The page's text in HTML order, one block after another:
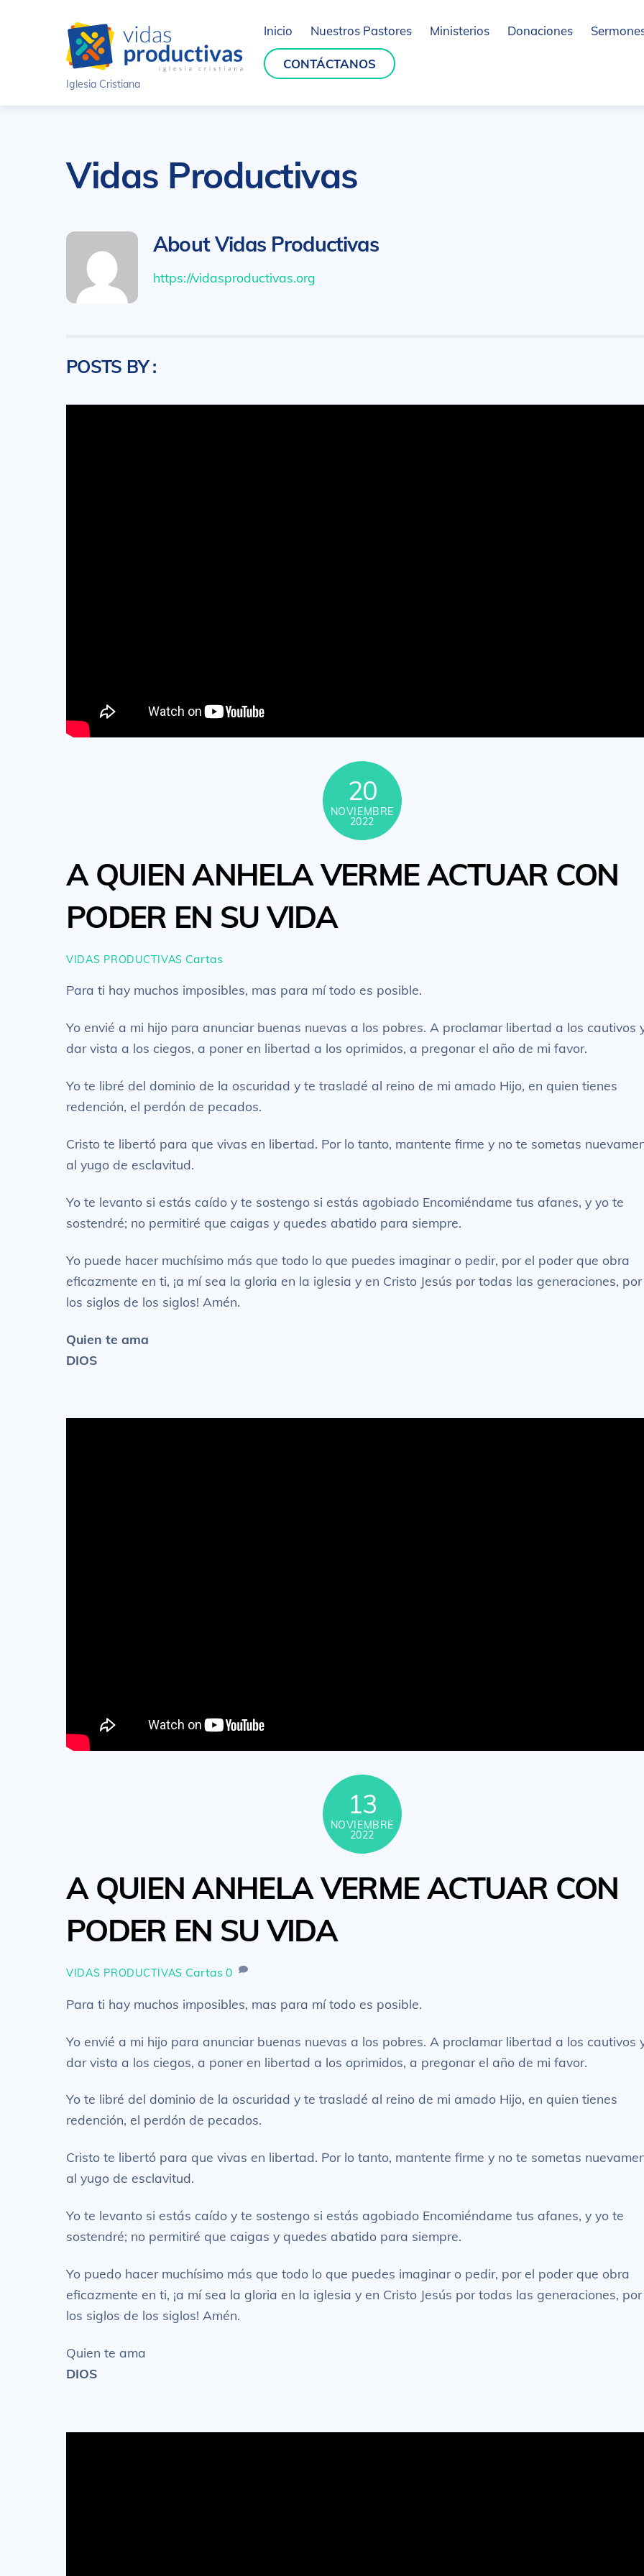
Iglesia Cristiana
Inicio Nuestros Pastores Ministerios Donaciones
CONTÁCTANOS
Vidas Productivas
AboutVidas Productivas
https://vidasproductivas.org
POSTS BY :
20
NOVIEMBRE
2022
A QUIEN ANHELA VERME ACTUAR CON
PODER EN SU VIDA
VIDAS PRODUCTIVAS Cartas
Para ti hay muchos imposibles, mas para mí todo es posible.
Yo envié a mi hijo para anunciar buenas nuevas a los pobres. A proclamar libertad a los cautivos
dar vista a los ciegos, a poner en libertad a los oprimidos, a pregonar el año de mi favor.
Yo te libré del dominio de la oscuridad y te trasladé al reino de mi amado Hijo, en quien tienes
redención, el perdón de pecados.
Cristo te libertó para que vivas en libertad. Por lo tanto, mantente firme y no te sometas
al yugo de esclavitud.
Yo te levanto si estás caído y te sostengo si estás agobiado Encomiéndame tus afanes, y yo te
sostendré; no permitiré que caigas y quedes abatido para siempre.
Yo puede hacer muchísimo más que todo lo que puedes imaginar o pedir, por el poder que obra
eficazmente en ti, ¡a mí sea la gloria en la iglesia y en Cristo Jesús por todas las generaciones, por
los siglos de los siglos! Amén.
Quien te ama
DIOS
13
NOVIEMBRE
2022
A QUIEN ANHELA VERME ACTUAR CON
PODER EN SU VIDA
VIDAS PRODUCTIVAS Cartas 0
Para ti hay muchos imposibles, mas para mí todo es posible.
Yo envié a mi hijo para anunciar buenas nuevas a los pobres. A proclamar libertad a los cautivos
dar vista a los ciegos, a poner en libertad a los oprimidos, a pregonar el año de mi favor.
Yo te libré del dominio de la oscuridad y te trasladé al reino de mi amado Hijo, en quien tienes
redención, el perdón de pecados.
Cristo te libertó para que vivas en libertad. Por lo tanto, mantente firme y no te sometas
al yugo de esclavitud.
Yo te levanto si estás caído y te sostengo si estás agobiado Encomiéndame tus afanes, y yo te
sostendré; no permitiré que caigas y quedes abatido para siempre.
Yo puedo hacer muchísimo más que todo lo que puedes imaginar o pedir, por el poder que obra
eficazmente en ti, ¡a mí sea la gloria en la iglesia y en Cristo Jesús por todas las generaciones, por
los siglos de los siglos! Amén.
Quien te ama
DIOS